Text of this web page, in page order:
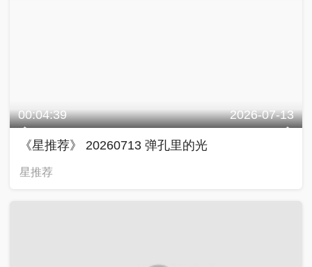
00:04:39 2026-07-13
《星推荐》 20260713 弹孔里的光
星推荐